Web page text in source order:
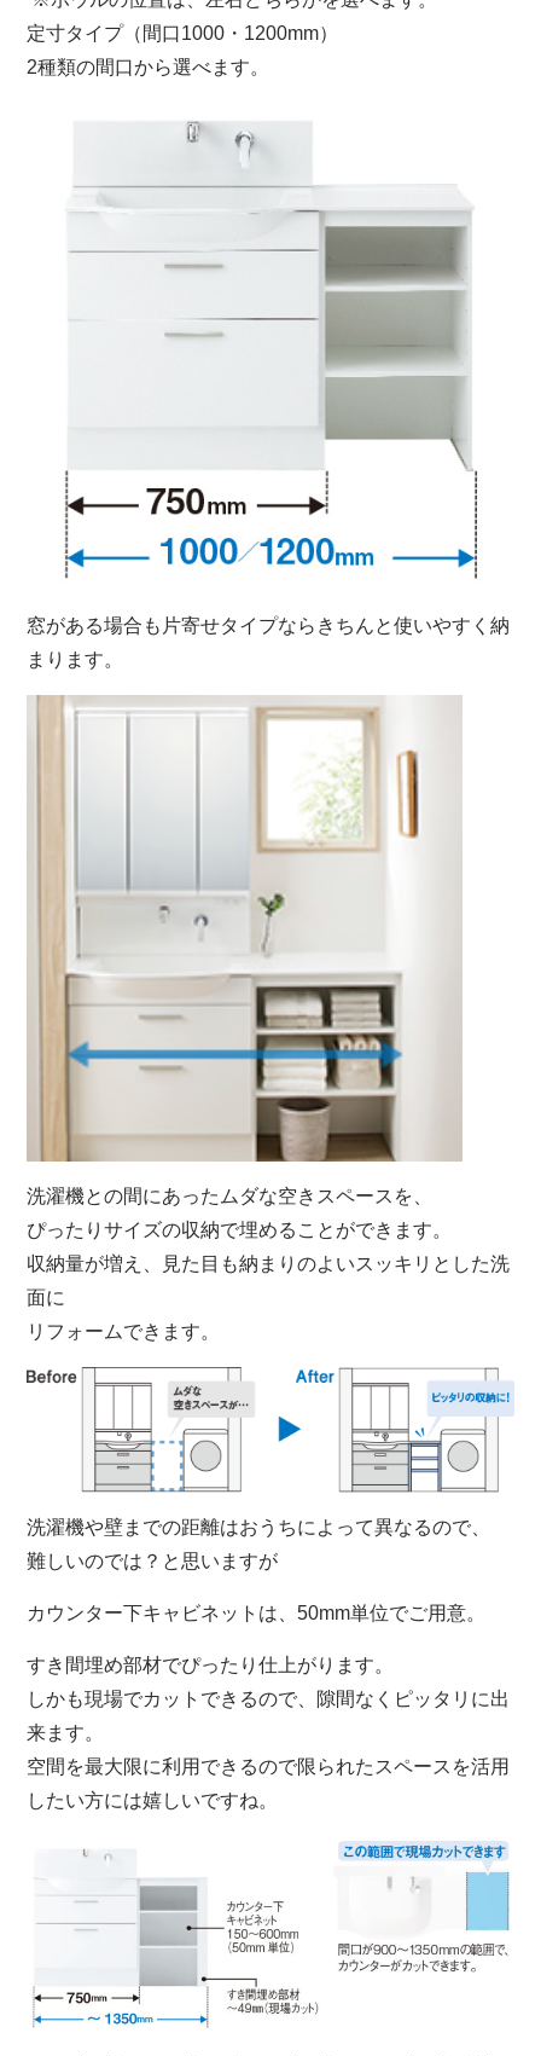
定寸タイプ（間口1000・1200mm）
2種類の間口から選べます。
窓がある場合も片寄せタイプならきちんと使いやすく納
まります。
洗濯機との間にあったムダな空きスペースを、
ぴったりサイズの収納で埋めることができます。
収納量が増え、見た目も納まりのよいスッキリとした洗
面に
リフォームできます。
洗濯機や壁までの距離はおうちによって異なるので、
難しいのでは？と思いますが
カウンター下キャビネットは、50mm単位でご用意。
すき間埋め部材でぴったり仕上がります。
しかも現場でカットできるので、隙間なくピッタリに出
来ます。
空間を最大限に利用できるので限られたスペースを活用
したい方には嬉しいですね。